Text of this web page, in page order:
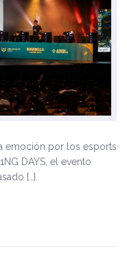
emoción por los esports
DAYS, el evento
[…]